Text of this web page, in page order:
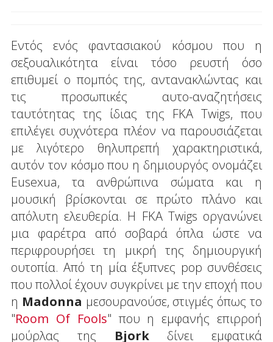
Εντός ενός φαντασιακού κόσμου που η
σεξουαλικότητα είναι τόσο ρευστή όσο
επιθυμεί ο πομπός της, αντανακλώντας και
τις προσωπικές αυτο-αναζητήσεις
ταυτότητας της ίδιας της FKA Twigs, που
επιλέγει συχνότερα πλέον να παρουσιάζεται
με λιγότερο θηλυπρεπή χαρακτηριστικά,
αυτόν τον κόσμο που η δημιουργός ονομάζει
Eusexua, τα ανθρώπινα σώματα και η
μουσική βρίσκονται σε πρώτο πλάνο και
απόλυτη ελευθερία. Η FKA Twigs οργανώνει
μια φαρέτρα από σοβαρά όπλα ώστε να
περιφρουρήσει τη μικρή της δημιουργική
ουτοπία. Από τη μία έξυπνες pop συνθέσεις
που πολλοί έχουν συγκρίνει με την εποχή που
η Madonna μεσουρανούσε, στιγμές όπως το
"Room Of Fools" που η εμφανής επιρροή
μούρλας της Bjorkδίνει εμφατικά